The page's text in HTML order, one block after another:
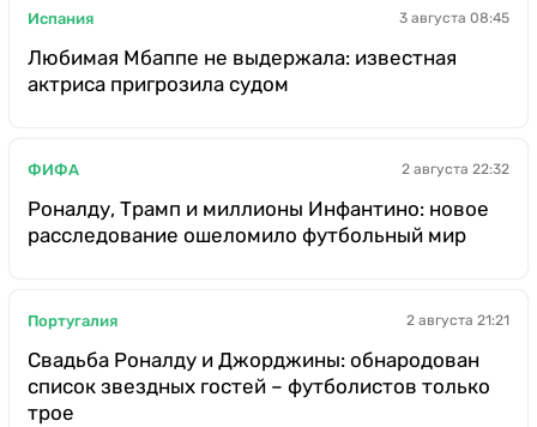
Испания 3 августа 08:45
Любимая Мбаппе не выдержала: известная
актриса пригрозила судом
ФИФА 2 августа 22:32
Роналду, Трамп и миллионы Инфантино: новое
расследование ошеломило футбольный мир
Португалия 2 августа 21:21
Свадьба Роналду и Джорджины: обнародован
список звездных гостей – футболистов только
трое